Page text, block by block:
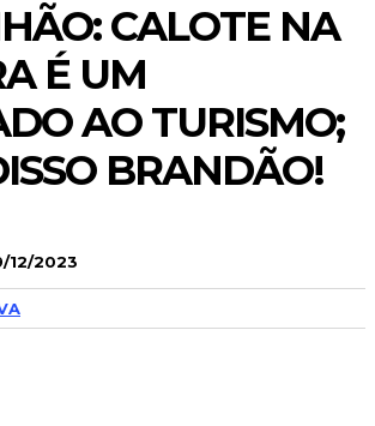
CALOTE NA
É UM
AO TURISMO;
BRANDÃO!
12/2023